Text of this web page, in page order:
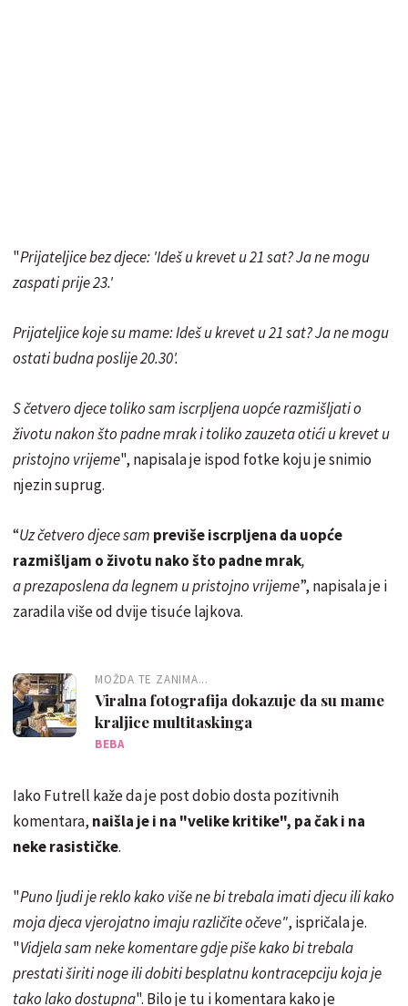
"Prijateljice bez djece: 'Ideš u krevet u 21 sat? Ja ne mogu
zaspati prije 23.'
Prijateljice koje su mame: Ideš u krevet u 21 sat? Ja ne mogu
ostati budna poslije 20.30'.
S četvero djece toliko sam iscrpljena uopće razmišljati o
životu nakon što padne mrak i toliko zauzeta otići u krevet u
pristojno vrijeme", napisala je ispod fotke koju je snimio
njezin suprug.
“Uz četvero djece sam previše iscrpljena da uopće
razmišljam o životu nako što padne mrak,
a prezaposlena da legnem u pristojno vrijeme”, napisala je i
zaradila više od dvije tisuće lajkova.
MOŽDA TE ZANIMA...
Viralna fotografija dokazuje da su mame
kraljice multitaskinga
BEBA
Iako Futrell kaže da je post dobio dosta pozitivnih
komentara, naišla je i na "velike kritike", pa čak i na
neke rasističke.
"Puno ljudi je reklo kako više ne bi trebala imati djecu ili kako
moja djeca vjerojatno imaju različite očeve", ispričala je.
"Vidjela sam neke komentare gdje piše kako bi trebala
prestati širiti noge ili dobiti besplatnu kontracepciju koja je
tako lako dostupna". Bilo je tu i komentara kako je